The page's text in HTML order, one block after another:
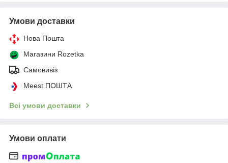
Умови доставки
Нова Пошта
Магазини Rozetka
Самовивіз
Meest ПОШТА
Всі умови доставки
Умови оплати